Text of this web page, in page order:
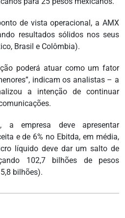
de vista operacional, a AMX
resultados sólidos nos seus
Brasil e Colômbia).
poderá atuar como um fator
indicam os analistas – a
a intenção de continuar
a empresa deve apresentar
e de 6% no Ebitda, em média,
líquido deve dar um salto de
102,7 bilhões de pesos
bilhões).